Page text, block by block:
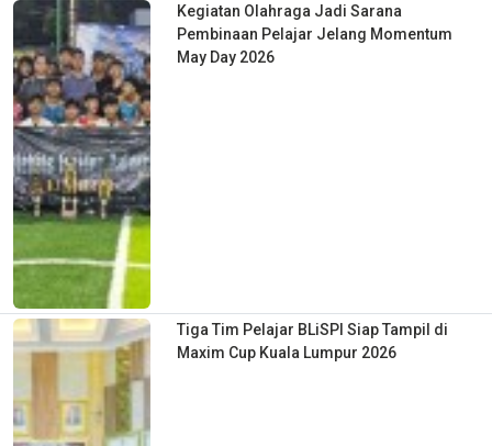
Kegiatan Olahraga Jadi Sarana
Pembinaan Pelajar Jelang Momentum
May Day 2026
Tiga Tim Pelajar BLiSPI Siap Tampil di
Maxim Cup Kuala Lumpur 2026